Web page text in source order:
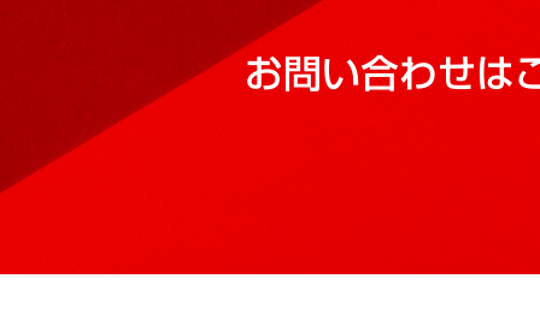
お問い合わせは